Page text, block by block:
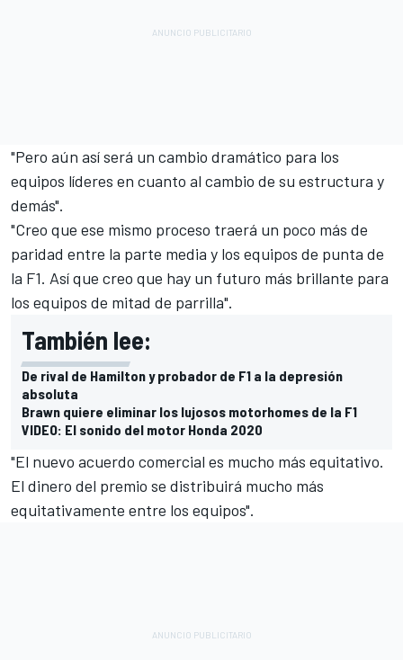
"Pero aún así será un cambio dramático para los
equipos líderes en cuanto al cambio de su estructura y
demás".
"Creo que ese mismo proceso traerá un poco más de
paridad entre la parte media y los equipos de punta de
la F1. Así que creo que hay un futuro más brillante para
los equipos de mitad de parrilla".
También lee:
De rival de Hamilton y probador de F1 a la depresión
absoluta
Brawn quiere eliminar los lujosos motorhomes de la F1
VIDEO: El sonido del motor Honda 2020
"El nuevo acuerdo comercial es mucho más equitativo.
El dinero del premio se distribuirá mucho más
equitativamente entre los equipos".